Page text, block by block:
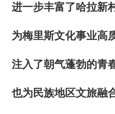
进一步丰富了哈拉新
为梅里斯文化事业高
注入了朝气蓬勃的青
也为民族地区文旅融